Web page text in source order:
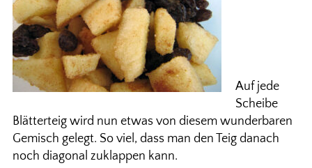
Auf jede
Scheibe
Blätterteig wird nun etwas von diesem wunderbaren
Gemisch gelegt. So viel, dass man den Teig danach
noch diagonal zuklappen kann.